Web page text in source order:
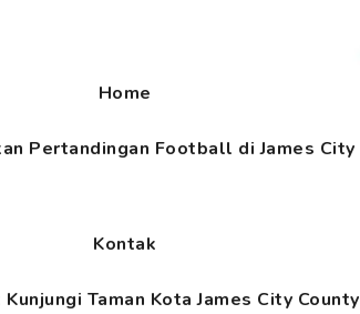
Home
Pertandingan Football di James City
Kontak
Taman Kota James City County